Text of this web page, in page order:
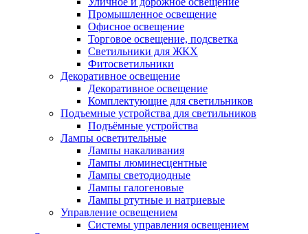
Промышленное освещение
Офисное освещение
Торговое освещение, подсветка
Светильники для ЖКХ
Фитосветильники
Декоративное освещение
Декоративное освещение
Комплектующие для светильников
Подъемные устройства для светильников
Подъёмные устройства
Лампы осветительные
Лампы накаливания
Лампы люминесцентные
Лампы светодиодные
Лампы галогеновые
Лампы ртутные и натриевые
Управление освещением
Системы управления освещением